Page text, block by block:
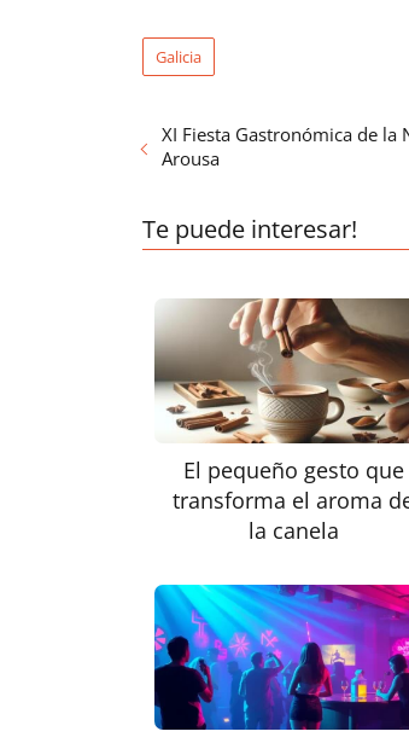
Galicia
XI Fiesta Gastronómica de la
Arousa
Te puede interesar!
El pequeño gesto que
transforma el aroma
la canela